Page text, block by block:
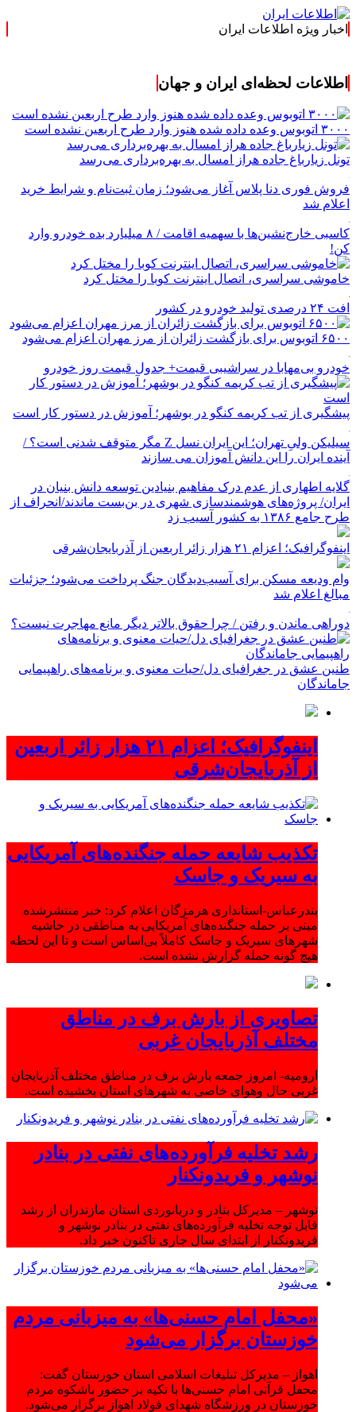
اخبار ویژه اطلاعات ایران
اطلاعات لحظه‌ای ایران و جهان
۳۰۰۰ اتوبوس وعده داده شده هنوز وارد طرح اربعین نشده است
تونل زیارباغ جاده هراز امسال به بهره‌برداری می‌رسد
فروش فوری دنا پلاس آغاز می‌شود؛ زمان ثبت‌نام و شرایط خرید
اعلام شد
کاسبی خارج‌نشین‌ها با سهمیه اقامت / ۸ میلیارد بده خودرو وارد
کن!
خاموشی سراسری، اتصال اینترنت کوبا را مختل کرد
افت ۲۴ درصدی تولید خودرو در کشور
۶۵۰۰ اتوبوس برای بازگشت زائران از مرز مهران اعزام می‌شود
خودرو بی‌مهابا در سراشیبی قیمت+ جدول قیمت روز خودرو
پیشگیری از تب کریمه کنگو در بوشهر؛ آموزش در دستور کار است
سیلیکن ولیِ تهران؛ این ایران نسل Z مگر متوقف شدنی است؟ /
آینده ایران را این دانش آموزان می سازند
گلایه اطهاری از عدم درک مفاهیم بنیادین توسعه دانش بنیان در
ایران/ پروژه‌های هوشمندسازی شهری در بن‌بست ماندند/انحراف از
طرح جامع ۱۳۸۶ به کشور آسیب زد
اینفوگرافیک؛ اعزام ۲۱ هزار زائر اربعین از آذربایجان‌شرقی
وام ودیعه مسکن برای آسیب‌دیدگان جنگ پرداخت می‌شود؛ جزئیات
مبالغ اعلام شد
دوراهی ماندن و رفتن / چرا حقوق بالاتر دیگر مانع مهاجرت نیست؟
طنین عشق در جغرافیای دل/حیات معنوی و برنامه‌های راهپیمایی
جاماندگان
اینفوگرافیک؛ اعزام ۲۱ هزار زائر اربعین
از آذربایجان‌شرقی
تکذیب شایعه حمله جنگنده‌های آمریکایی
به سیریک و جاسک
بندرعباس-استانداری هرمزگان اعلام کرد: خبر منتشرشده
مبنی بر حمله جنگنده‌های آمریکایی به مناطقی در حاشیه
شهرهای سیریک و جاسک کاملاً بی‌اساس است و تا این لحظه
هیچ گونه حمله گزارش نشده است.
تصاویری از بارش برف در مناطق
مختلف آذربایجان غربی
ارومیه- امروز جمعه بارش برف در مناطق مختلف آذربایجان
غربی حال وهوای خاصی به شهرهای استان بخشیده است.
رشد تخلیه فرآورده‌های نفتی در بنادر
نوشهر و فریدونکنار
نوشهر – مدیرکل بنادر و دریانوردی استان مازندران از رشد
قابل توجه تخلیه فرآورده‌های نفتی در بنادر نوشهر و
فریدونکنار از ابتدای سال جاری تاکنون خبر داد.
«محفل امام حسنی‌ها» به میزبانی مردم
خوزستان برگزار می‌شود
اهواز – مدیرکل تبلیغات اسلامی استان خوزستان گفت:
محفل قرآنی امام حسنی‌ها با تکیه بر حضور باشکوه مردم
خوزستان در ورزشگاه شهدای فولاد اهواز برگزار می‌شود.